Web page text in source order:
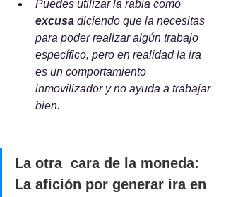
excusa diciendo que la necesitas
para poder realizar algún trabajo
específico, pero en realidad la ira
es un comportamiento
inmovilizador y no ayuda a trabajar
bien.
La otra  cara de la moneda:
La afición por generar ira en